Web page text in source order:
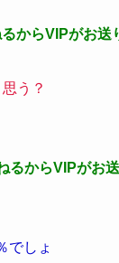
からVIPがお送
う？
るからVIPがお
でしょ